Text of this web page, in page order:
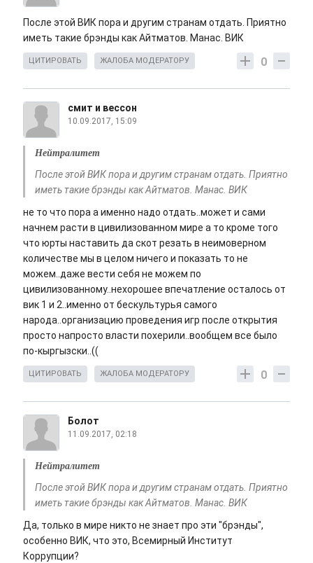
После этой ВИК пора и другим странам отдать. Приятно
иметь такие брэнды как Айтматов. Манас. ВИК
0
ЦИТИРОВАТЬ ЖАЛОБА МОДЕРАТОРУ
смит и вессон
10.09.2017, 15:09
Нейтралитет
После этой ВИК пора и другим странам отдать. Приятно
иметь такие брэнды как Айтматов. Манас. ВИК
не то что пора а именно надо отдать..может и сами
начнем расти в цивилизованном мире а то кроме того
что юрты наставить да скот резать в неимоверном
количестве мы в целом ничего и показать то не
можем..даже вести себя не можем по
цивилизованному..нехорошее впечатление осталось от
вик 1 и 2..именно от бескультурья самого
народа..организацию проведения игр после открытия
просто напросто власти похерили..вообщем все было
по-кыргызски..((
0
ЦИТИРОВАТЬ ЖАЛОБА МОДЕРАТОРУ
Болот
11.09.2017, 02:18
Нейтралитет
После этой ВИК пора и другим странам отдать. Приятно
иметь такие брэнды как Айтматов. Манас. ВИК
Да, только в мире никто не знает про эти "брэнды",
особенно ВИК, что это, Всемирный Институт
Коррупции?